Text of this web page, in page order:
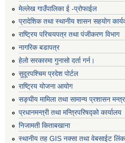
मेल्लेख गाउँपालिका ई -प्रोफाईल
प्रादेशिक तथा स्थानीय शासन सहयोग
राष्ट्रिय परिचयपत्र तथा पंजीकरण विभाग
नागरिक बडापत्र
हेलो सरकारमा गुनासो दर्ता गर्न।
सुदूरपश्चिम प्रदेश पोर्टल
राष्ट्रिय योजना आयोग
सङ्‍घीय मामिला तथा सामान्य प्रशासन
प्रधानमन्त्री तथा मन्त्रिपरिषद्को कार्यालय
निजामती किताबखाना
स्थानीय तह GIS नक्सा तथा वेबसाईट लिंक